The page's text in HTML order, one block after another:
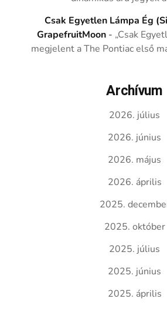
Csak Egyetlen Lámpa Ég
GrapefruitMoon - „Csak
megjelent a The Pontiac első
Archívum
2026. július
2026. június
2026. május
2026. április
2025.
2025. október
2025. július
2025. június
2025. április